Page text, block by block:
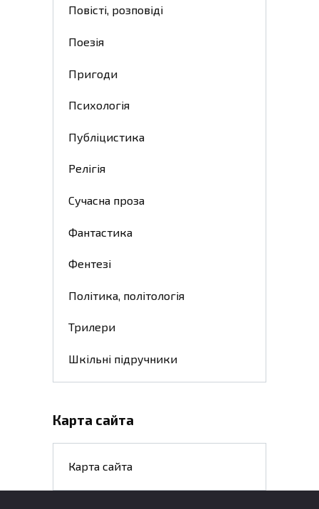
Повісті, розповіді
Поезія
Пригоди
Психологія
Публіцистика
Релігія
Сучасна проза
Фантастика
Фентезі
Політика, політологія
Трилери
Шкільні підручники
Карта сайта
Карта сайта